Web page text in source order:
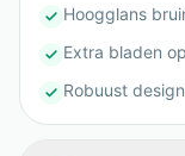
Hoogglans
Extra bladen
Robuust